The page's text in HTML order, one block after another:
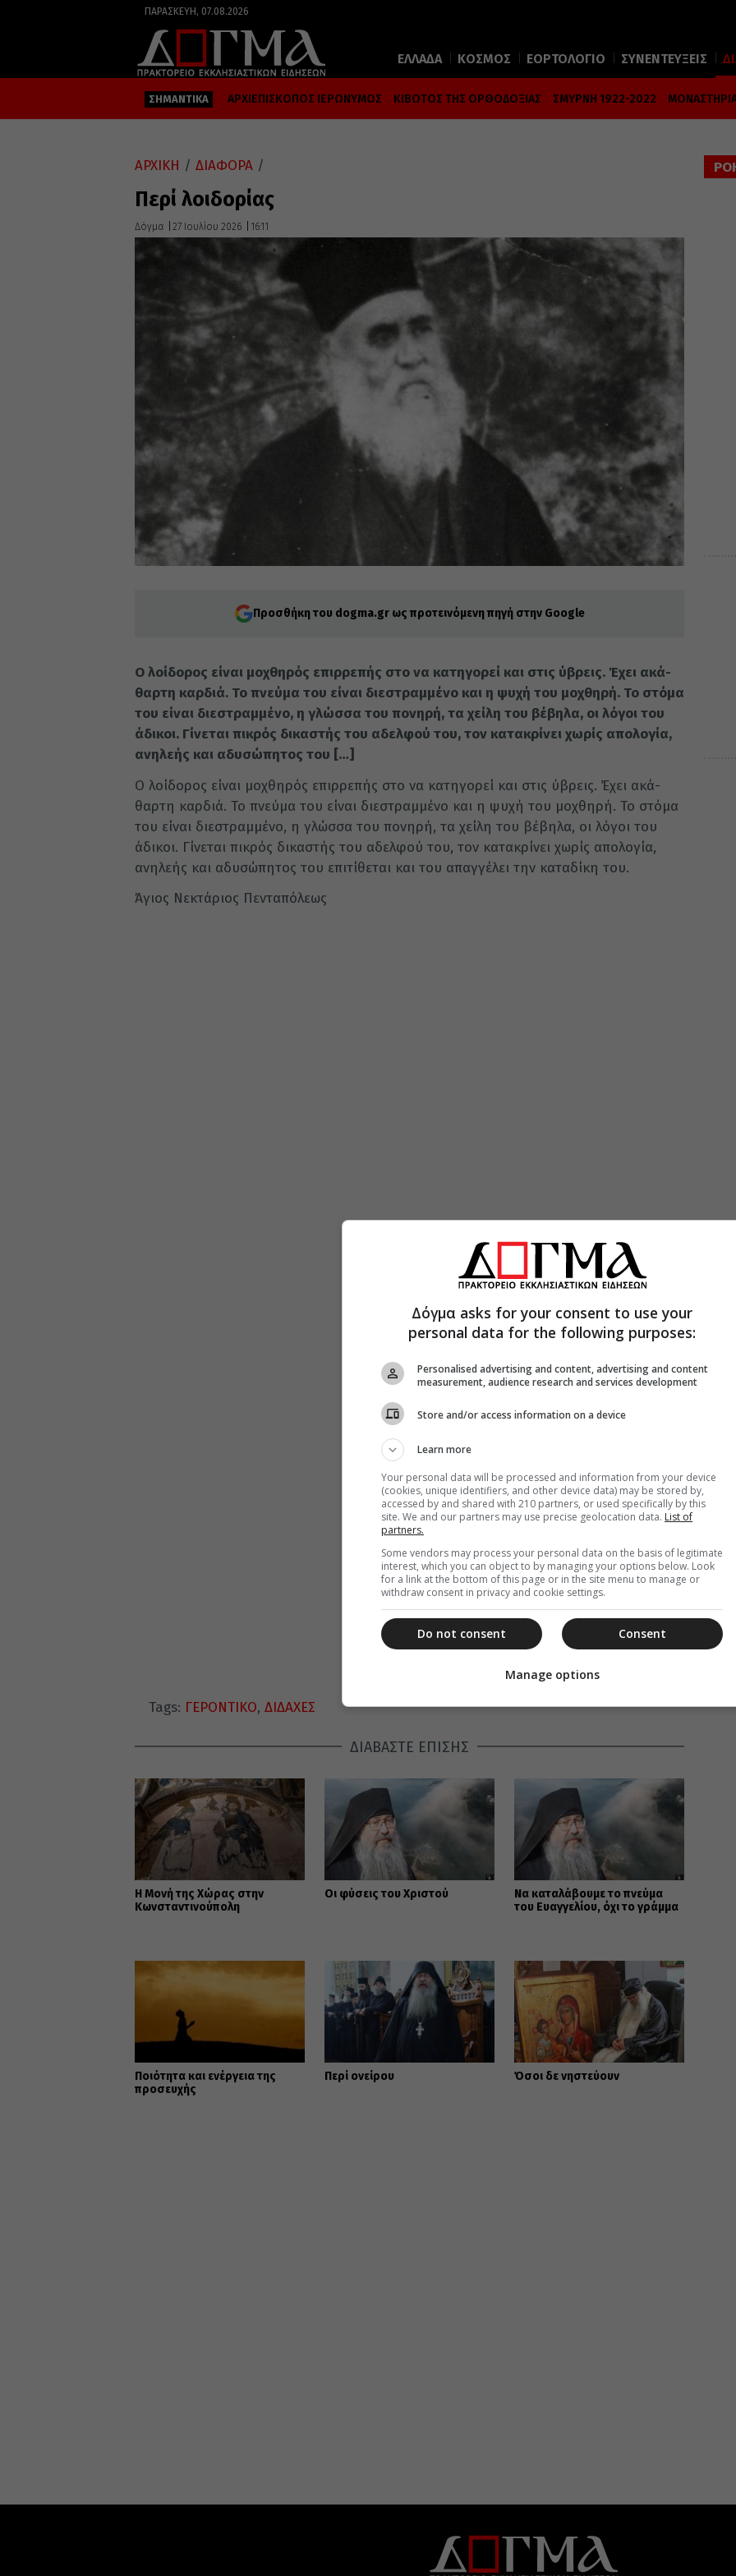
ΠΑΡΑΣΚΕΥΉ, 07.08.2026
ΕΛΛΑΔΑ ΚΟΣΜΟΣ ΕΟΡΤΟΛΟΓΙΟ ΣΥΝΕΝΤΕΥΞΕΙΣ
ΣΗΜΑΝΤΙΚΑ ΑΡΧΙΕΠΙΣΚΟΠΟΣ ΙΕΡΩΝΥΜΟΣ ΚΙΒΩΤΟΣ ΤΗΣ ΟΡΘΟΔΟΞΙΑΣ ΣΜΥΡΝΗ 1922-2022
ΑΡΧΙΚΗ / ΔΙΑΦΟΡΑ /
Περί λοιδορίας
Δόγμα 27 Ιουλίου 2026 16:11
Προσθήκη του dogma.gr ως προτεινόμενη πηγή στην Google
Ο λοί­δο­ρος εί­ναι μο­χθη­ρός επιρ­ρε­πής στο να κα­τη­γο­ρεί και στις ύβρεις. Έχει ακά­
θαρ­τη καρ­διά. Το πνεύ­μα του εί­ναι διε­στραμ­μέ­νο και η ψυχή του μο­χθη­ρή. Το στό­μα
του εί­ναι διε­στραμ­μέ­νο, η γλώσ­σα του πο­νη­ρή, τα χεί­λη του βέ­βη­λα, οι λό­γοι του
άδι­κοι. Γί­νε­ται πι­κρός δι­κα­στής του αδελ­φού του, τον κα­τα­κρί­νει χω­ρίς απο­λο­γία,
ανη­λε­ής και αδυ­σώ­πη­τος του […]
Ο λοί­δο­ρος εί­ναι μο­χθη­ρός επιρ­ρε­πής στο να κα­τη­γο­ρεί και στις ύβρεις. Έχει ακά­
θαρ­τη καρ­διά. Το πνεύ­μα του εί­ναι διε­στραμ­μέ­νο και η ψυχή του μο­χθη­ρή. Το στό­μα
του εί­ναι διε­στραμ­μέ­νο, η γλώσ­σα του πο­νη­ρή, τα χεί­λη του βέ­βη­λα, οι λό­γοι του
άδι­κοι. Γί­νε­ται πι­κρός δι­κα­στής του αδελ­φού του, τον κα­τα­κρί­νει χω­ρίς απο­λο­γία,
ανη­λε­ής και αδυ­σώ­πη­τος του επι­τί­θε­ται και του απαγ­γέ­λει την κα­τα­δί­κη του.
Άγιος Νεκτάριος Πενταπόλεως
Tags: ΓΕΡΟΝΤΙΚΟ, ΔΙΔΑΧΕΣ
ΔΙΑΒΑΣΤΕ ΕΠΙΣΗΣ
Η Μονή της Χώρας στην
Κωνσταντινούπολη
Οι φύσεις του Χριστού
Να καταλάβουμε το πνεύμα
του Ευαγγελίου, όχι το γράμμα
Ποιότητα και ενέργεια της
προσευχής
Περί ονείρου Όσοι δε νηστεύουν
Δόγμα asks for your consent to use your
personal data for the following purposes:
Personalised advertising and content, advertising and content
measurement, audience research and services development
Store and/or access information on a device
Learn more
Your personal data will be processed and information from your device
(cookies, unique identifiers, and other device data) may be stored by,
accessed by and shared with 210 partners, or used specifically by this
site. We and our partners may use precise geolocation data. List of
partners.
Some vendors may process your personal data on the basis of legitimate
interest, which you can object to by managing your options below. Look
for a link at the bottom of this page or in the site menu to manage or
withdraw consent in privacy and cookie settings.
Consent
Do not consent
Manage options